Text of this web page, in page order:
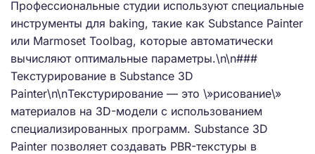
Профессиональные студии используют специальные
инструменты для baking, такие как Substance Painter
или Marmoset Toolbag, которые автоматически
вычисляют оптимальные параметры.\n\n###
Текстурирование в Substance 3D
Painter\n\nТекстурирование — это \»рисование\»
материалов на 3D-модели с использованием
специализированных программ. Substance 3D
Painter позволяет создавать PBR-текстуры в